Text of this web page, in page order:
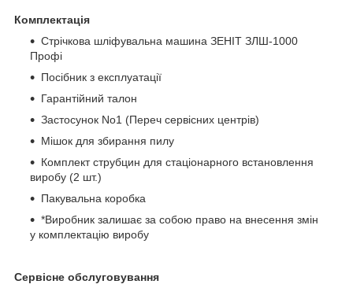
Комплектація
Стрічкова шліфувальна машина ЗЕНІТ ЗЛШ-1000
Профі
Посібник з експлуатації
Гарантійний талон
Застосунок No1 (Переч сервісних центрів)
Мішок для збирання пилу
Комплект струбцин для стаціонарного встановлення
виробу (2 шт.)
Пакувальна коробка
*Виробник залишає за собою право на внесення змін
у комплектацію виробу
Сервісне обслуговування